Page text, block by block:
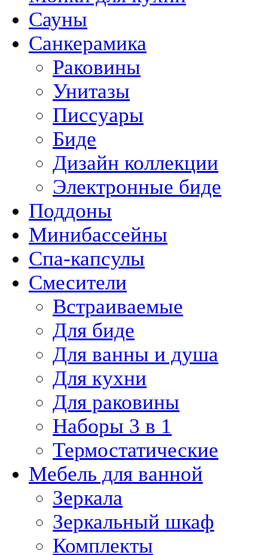
Сауны
Санкерамика
Раковины
Унитазы
Писсуары
Биде
Дизайн коллекции
Электронные биде
Поддоны
Минибассейны
Спа-капсулы
Смесители
Встраиваемые
Для биде
Для ванны и душа
Для кухни
Для раковины
Наборы 3 в 1
Термостатические
Мебель для ванной
Зеркала
Зеркальный шкаф
Комплекты